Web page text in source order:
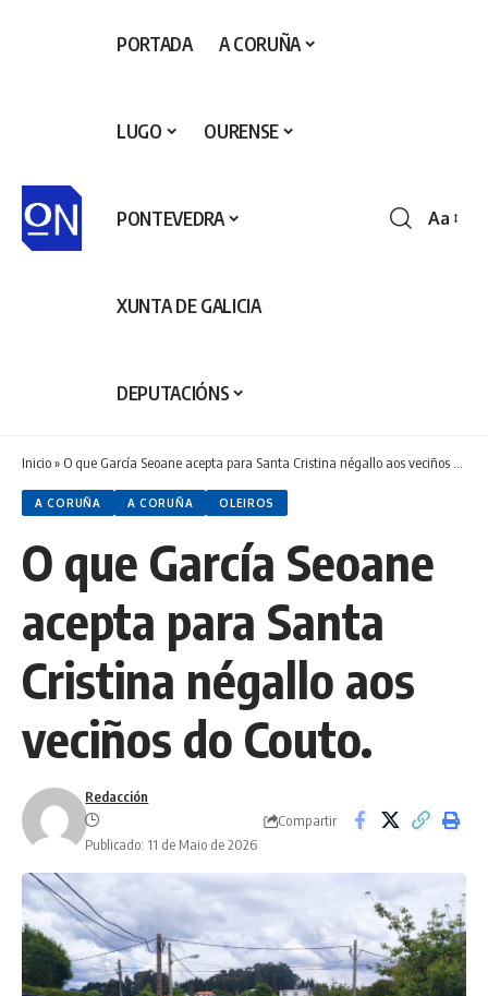
PORTADA A CORUÑA
LUGO OURENSE
PONTEVEDRA
XUNTA DE GALICIA
DEPUTACIÓNS
Aa
Inicio» O que García Seoane acepta para Santa Cristina négallo aos veciños do Couto.
A CORUÑA A CORUÑA OLEIROS
O que García Seoane
acepta para Santa
Cristina négallo aos
veciños do Couto.
Redacción
Publicado: 11 de Maio de 2026
Compartir